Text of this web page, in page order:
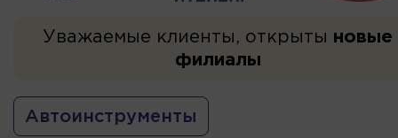
Уважаемые клиенты, открыты новые
филиалы
Автоинструменты